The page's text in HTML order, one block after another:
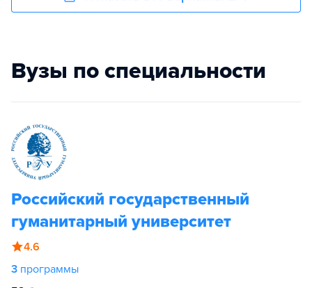
Вузы по специальности
Российский государственный
гуманитарный университет
4.6
3 программы